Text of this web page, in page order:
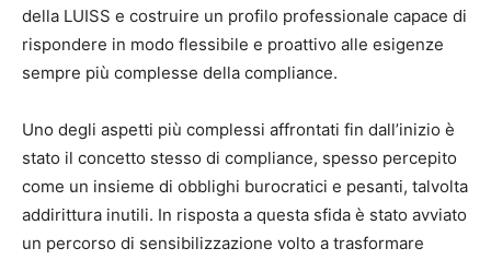
della LUISS e costruire un profilo professionale capace di
rispondere in modo flessibile e proattivo alle esigenze
sempre più complesse della compliance.
Uno degli aspetti più complessi affrontati fin dall’inizio è
stato il concetto stesso di compliance, spesso percepito
come un insieme di obblighi burocratici e pesanti, talvolta
addirittura inutili. In risposta a questa sfida è stato avviato
un percorso di sensibilizzazione volto a trasformare